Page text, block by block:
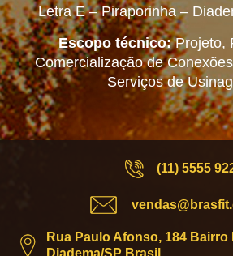
Letra E – Piraporinha –
Escopo técnico:Projeto,
Comercialização de
Serviços de
(11) 5555
Rua Paulo Afonso, 184
Diadema/SP Brasil